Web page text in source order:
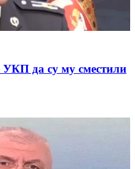
да су му сместили